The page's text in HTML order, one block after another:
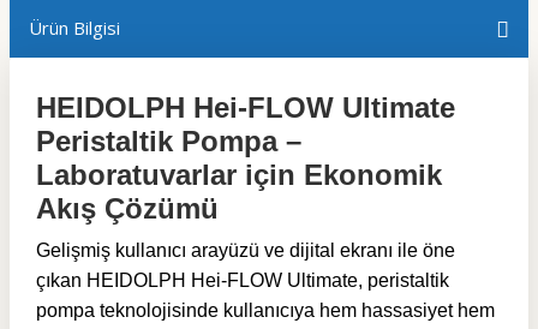
Ürün Bilgisi
HEIDOLPH Hei-FLOW Ultimate
Peristaltik Pompa –
Laboratuvarlar için Ekonomik
Akış Çözümü
Gelişmiş kullanıcı arayüzü ve dijital ekranı ile öne
çıkan HEIDOLPH Hei-FLOW Ultimate, peristaltik
pompa teknolojisinde kullanıcıya hem hassasiyet hem